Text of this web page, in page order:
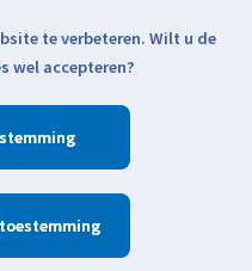
Verlanglijst
te verbeteren. Wilt u de
wel accepteren?